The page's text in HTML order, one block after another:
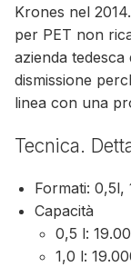
Krones nel
per PET non
azienda tedesca
dismissione
linea con una
Tecnica.
Formati: 0,5l,
Capacità
0,5 l:
1,0 l: